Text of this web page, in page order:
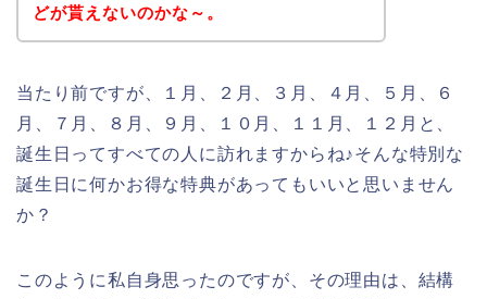
どが貰えないのかな～。
当たり前ですが、１月、２月、３月、４月、５月、６
月、７月、８月、９月、１０月、１１月、１２月と、
誕生日ってすべての人に訪れますからね♪そんな特別な
誕生日に何かお得な特典があってもいいと思いません
か？
このように私自身思ったのですが、その理由は、結構